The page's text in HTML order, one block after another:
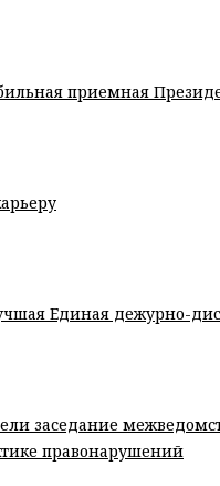
приемная
Единая дежурно-
заседание
правонарушений